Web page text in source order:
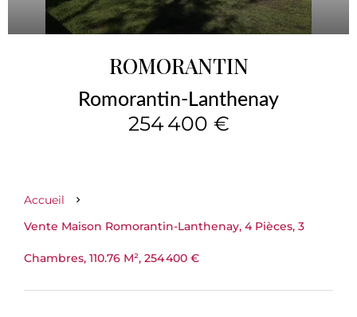
ROMORANTIN
Romorantin-Lanthenay
254 400 €
Accueil
Vente Maison Romorantin-Lanthenay, 4 Pièces, 3
Chambres, 110.76 M², 254 400 €